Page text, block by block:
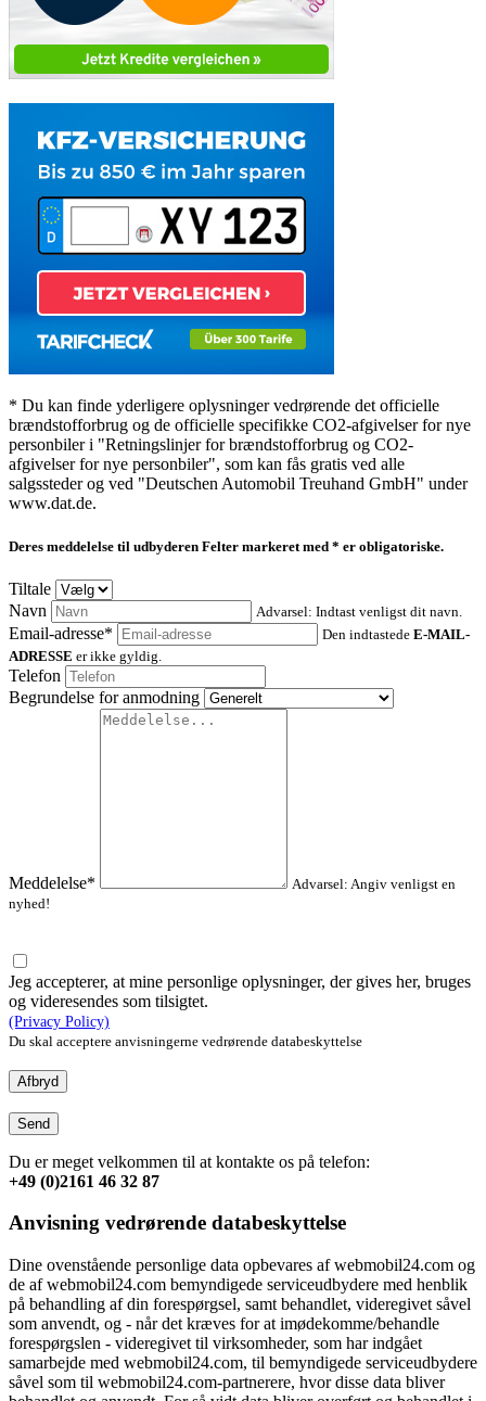
* Du kan finde yderligere oplysninger vedrørende det officielle
brændstofforbrug og de officielle specifikke CO2-afgivelser for nye
personbiler i "Retningslinjer for brændstofforbrug og CO2-
afgivelser for nye personbiler", som kan fås gratis ved alle
salgssteder og ved "Deutschen Automobil Treuhand GmbH" under
www.dat.de.
Deres meddelelse til udbyderen Felter markeret med * er obligatoriske.
Tiltale
Navn
Advarsel: Indtast venligst dit navn.
Email-adresse* Den indtastede E-MAIL-
ADRESSE er ikke gyldig.
Telefon
Begrundelse for anmodning
Meddelelse*
Advarsel: Angiv venligst en
nyhed!
Jeg accepterer, at mine personlige oplysninger, der gives her, bruges
og videresendes som tilsigtet.
(Privacy Policy)
Du skal acceptere anvisningerne vedrørende databeskyttelse
Afbryd
Send
Du er meget velkommen til at kontakte os på telefon:
+49 (0)2161 46 32 87
Anvisning vedrørende databeskyttelse
Dine ovenstående personlige data opbevares af webmobil24.com og
de af webmobil24.com bemyndigede serviceudbydere med henblik
på behandling af din forespørgsel, samt behandlet, videregivet såvel
som anvendt, og - når det kræves for at imødekomme/behandle
forespørgslen - videregivet til virksomheder, som har indgået
samarbejde med webmobil24.com, til bemyndigede serviceudbydere
såvel som til webmobil24.com-partnerere, hvor disse data bliver